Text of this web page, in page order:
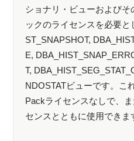
ショナリ・ビューおよび
ックのライセンスを必要
ST_SNAPSHOT,
E,
T,
NDOSTATビューです。こ
Packライセンスなしで、
センスとともに使用できま